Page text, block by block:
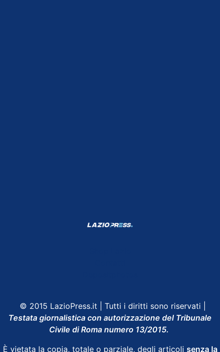
© 2015 LazioPress.it | Tutti i diritti sono riservati |
Testata giornalistica con autorizzazione del Tribunale
Civile di Roma numero 13/2015.
È vietata la copia, totale o parziale, degli articoli senza la